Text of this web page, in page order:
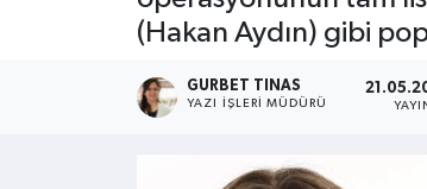
(Hakan Aydın) gibi
GURBET TINAS
YAZI İŞLERI MÜDÜRÜ
Kültür - Sanat